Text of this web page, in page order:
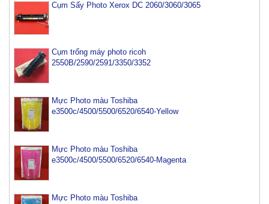
Cụm Sấy Photo Xerox DC 2060/3060/3065
Cụm trống máy photo ricoh
2550B/2590/2591/3350/3352
Mực Photo màu Toshiba
e3500c/4500/5500/6520/6540-Yellow
Mực Photo màu Toshiba
e3500c/4500/5500/6520/6540-Magenta
Mực Photo màu Toshiba